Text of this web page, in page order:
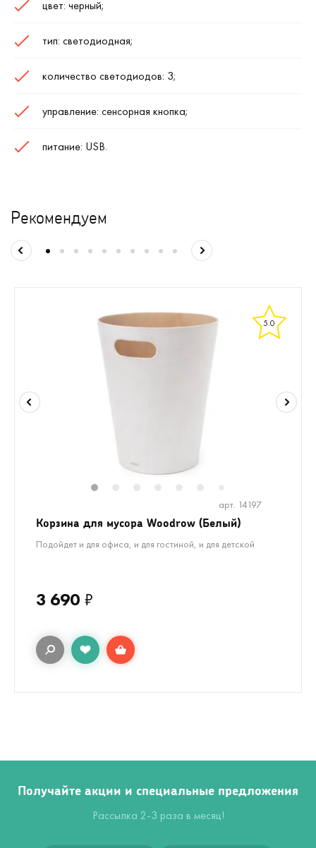
цвет: черный;
тип: светодиодная;
количество светодиодов: 3;
управление: сенсорная кнопка;
питание: USB.
Рекомендуем
5.0
арт. 14197
Корзина для мусора Woodrow (Белый)
Подойдет и для офиса, и для гостиной, и для детской
3 690 ₽
Получайте акции и специальные предложения
Рассылка 2-3 раза в месяц!